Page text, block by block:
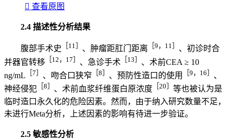
 查看原图
2.4 描述性分析结果
腹部手术史 ［11］ 、肿瘤距肛门距离 ［9，11］ 、初诊时合
并器官转移 ［12，17］ 、急诊手术 ［13］ 、术前CEA ≥ 10
ng/mL ［7］ 、吻合口狭窄 ［8］ 、预防性造口的使用 ［9，16］ 、
神经侵犯 ［8］ 、术前血浆纤维蛋白原浓度 ［20］ 等也被认为是
临时造口永久化的危险因素。然而，由于纳入研究数量不足，
未进行Meta分析，上述因素的影响有待进一步验证。
2.5 敏感性分析